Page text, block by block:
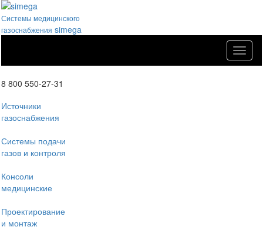
Системы медицинского
газоснабжения simega
Меню
8 800 550-27-31
Источники
газоснабжения
Системы подачи
газов и контроля
Консоли
медицинские
Проектирование
и монтаж